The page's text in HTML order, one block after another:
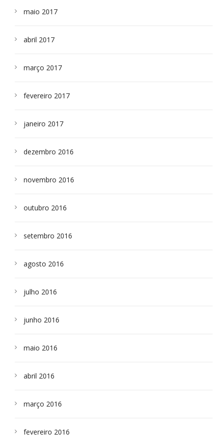
maio 2017
abril 2017
março 2017
fevereiro 2017
janeiro 2017
dezembro 2016
novembro 2016
outubro 2016
setembro 2016
agosto 2016
julho 2016
junho 2016
maio 2016
abril 2016
março 2016
fevereiro 2016